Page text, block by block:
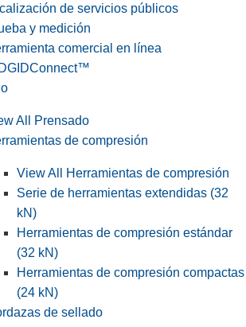
de servicios públicos
y medición
comercial en línea
All Prensado
de compresión
View All Herramientas de compresión
Serie de herramientas extendidas (32
kN)
Herramientas de compresión estándar
(32 kN)
Herramientas de compresión compactas
(24 kN)
de sellado